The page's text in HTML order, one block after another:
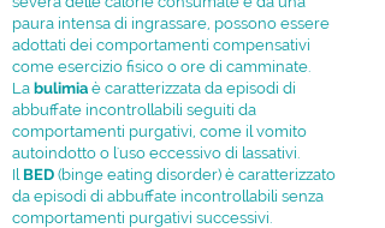
paura intensa di ingrassare, possono essere
adottati dei comportamenti compensativi
come esercizio fisico o ore di camminate.
La bulimia è caratterizzata da episodi di
abbuffate incontrollabili seguiti da
comportamenti purgativi, come il vomito
autoindotto o l'uso eccessivo di lassativi.
Il BED (binge eating disorder) è caratterizzato
da episodi di abbuffate incontrollabili senza
comportamenti purgativi successivi.